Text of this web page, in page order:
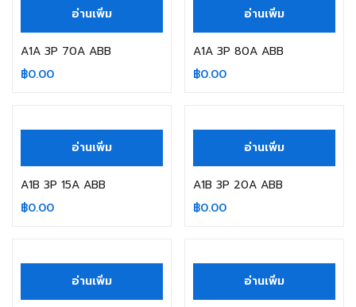
อ่านเพิ่ม
A1A 3P 70A ABB
฿0.00
อ่านเพิ่ม
A1A 3P 80A ABB
฿0.00
อ่านเพิ่ม
A1B 3P 15A ABB
฿0.00
อ่านเพิ่ม
A1B 3P 20A ABB
฿0.00
อ่านเพิ่ม อ่านเพิ่ม